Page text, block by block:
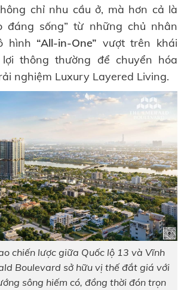
chỉ nhu cầu ở, mà hơn cả là
đáng sống” từ những chủ nhân
hình “All-in-One” vượt trên khái
thông thường để chuyển hóa
nghiệm Luxury Layered Living.
chiến lược giữa Quốc lộ 13 và Vĩnh
Boulevard sở hữu vị thế đắt giá với
sông hiếm có, đồng thời đón trọn